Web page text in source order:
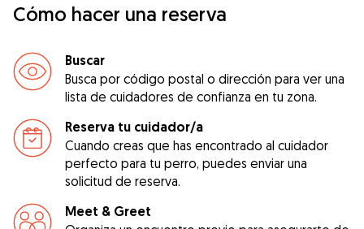
Cómo hacer una reserva
Buscar
Busca por código postal o dirección para ver una
lista de cuidadores de confianza en tu zona.
Reserva tu cuidador/a
Cuando creas que has encontrado al cuidador
perfecto para tu perro, puedes enviar una
solicitud de reserva.
Meet & Greet